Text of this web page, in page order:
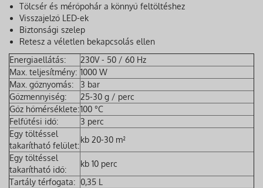
Tölcsér és mérőpohár a könnyű feltöltéshez
Visszajelző LED-ek
Biztonsági szelep
Retesz a véletlen bekapcsolás ellen
Energiaellátás:
230V - 50 / 60 Hz
Max. teljesítmény: 1000 W
Max. gőznyomás:
3 bar
Gőzmennyiség:
25-30 g / perc
Gőz hőmérséklete:100 °C
Felfűtési idő:
3 perc
Egy töltéssel
takarítható felület:
kb 20-30 m²
Egy töltéssel
takarítható idő:
kb 10 perc
Tartály térfogata: 0,35 L